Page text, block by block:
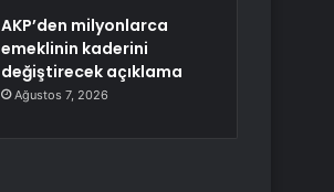
AKP’den milyonlarca
emeklinin kaderini
değiştirecek açıklama
Ağustos 7, 2026